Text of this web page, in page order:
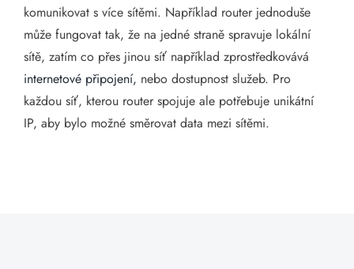
komunikovat s více sítěmi. Například router jednoduše
může fungovat tak, že na jedné straně spravuje lokální
sítě, zatím co přes jinou síť například zprostředkovává
internetové připojení, nebo dostupnost služeb. Pro
každou síť, kterou router spojuje ale potřebuje unikátní
IP, aby bylo možné směrovat data mezi sítěmi.